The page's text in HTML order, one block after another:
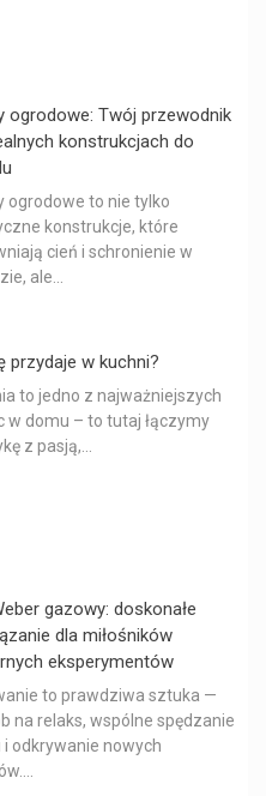
ogrodowe: Twój przewodnik
konstrukcjach do
ogrodowe to nie tylko
konstrukcje, które
cień i schronienie w
ale...
przydaje w kuchni?
to jedno z najważniejszych
w domu – to tutaj łączymy
z pasją,...
gazowy: doskonałe
dla miłośników
eksperymentów
to prawdziwa sztuka —
na relaks, wspólne spędzanie
i odkrywanie nowych